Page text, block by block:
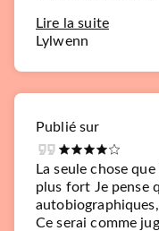
Lire la suite
Lylwenn
Publié sur
La seule chose
plus fort Je pense
Ce serai comme